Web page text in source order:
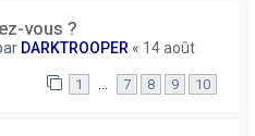
vous ?
DARKTROOPER « 14 août
1 7 8 9 10